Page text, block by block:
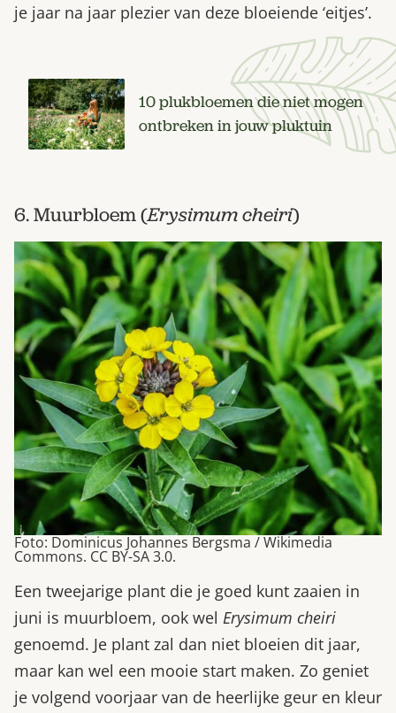
je jaar na jaar plezier van deze bloeiende ‘eitjes’.
10 plukbloemen die niet mogen
ontbreken in jouw pluktuin
6. Muurbloem (Erysimum cheiri)
Foto: Dominicus Johannes Bergsma / Wikimedia
Commons. CC BY-SA 3.0.
Een tweejarige plant die je goed kunt zaaien in
juni is muurbloem, ook wel Erysimum cheiri
genoemd. Je plant zal dan niet bloeien dit jaar,
maar kan wel een mooie start maken. Zo geniet
je volgend voorjaar van de heerlijke geur en kleur